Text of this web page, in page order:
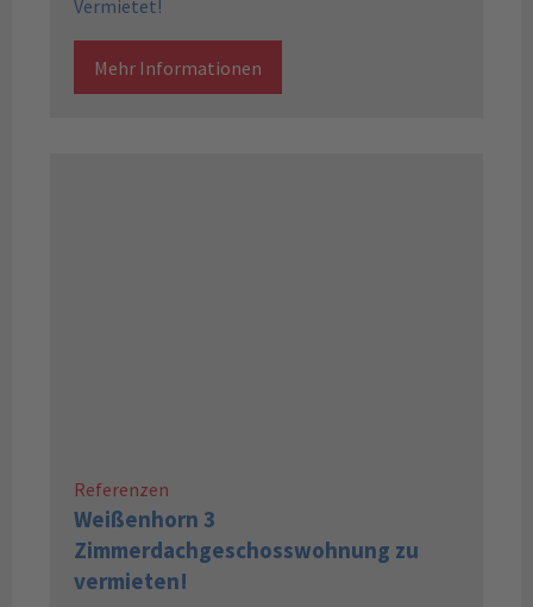
Vermietet!
Mehr Informationen
Referenzen
Weißenhorn 3
Zimmerdachgeschosswohnung zu
vermieten!